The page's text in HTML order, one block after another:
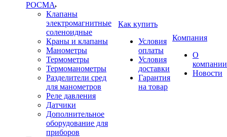
РОСМА
Клапаны
электромагнитные
соленоидные
Краны и клапаны
Манометры
Термометры
Термоманометры
Разделители сред
для манометров
Реле давления
Датчики
Дополнительное
оборудование для
приборов
Как купить
Условия
оплаты
Условия
доставки
Гарантия
на товар
Компания
О
компании
Новости